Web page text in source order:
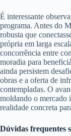
É interessante
programa. Antes do
robusta que
própria em larga
concorrência entre
moradia para
ainda persistem
obras e a oferta de
contempladas. O
moldando o mercado
realidade concreta
Dúvidas frequentes